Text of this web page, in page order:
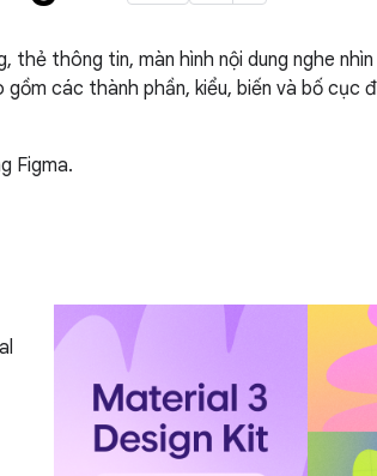
thông tin, màn hình nội dung nghe
các thành phần, kiểu, biến và bố cục
Figma.